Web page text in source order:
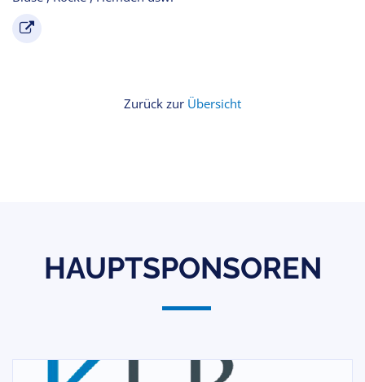
Zurück zur Übersicht
HAUPTSPONSOREN